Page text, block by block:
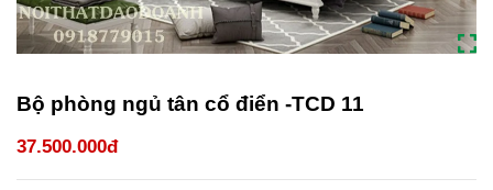
Bộ phòng ngủ tân cổ điển -TCD 11
37.500.000đ